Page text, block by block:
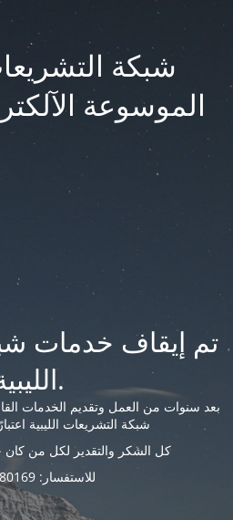
شبكة
الموسوعة
تم إيقاف خدمات
الليبية.
بعد سنوات من العمل وتقديم الخدمات
شبكة التشريعات الليبية اعتبارًا
كل الشكر والتقدير لكل من كان
للاستفسار: 0928080169